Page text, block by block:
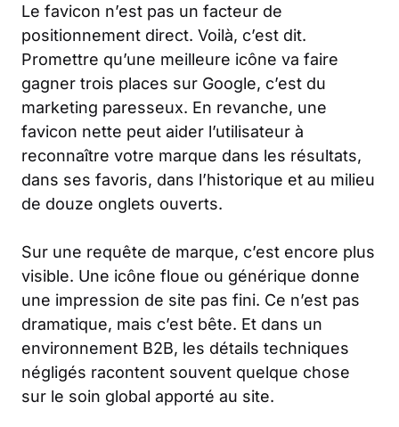
Le favicon n’est pas un facteur de
positionnement direct. Voilà, c’est dit.
Promettre qu’une meilleure icône va faire
gagner trois places sur Google, c’est du
marketing paresseux. En revanche, une
favicon nette peut aider l’utilisateur à
reconnaître votre marque dans les résultats,
dans ses favoris, dans l’historique et au milieu
de douze onglets ouverts.
Sur une requête de marque, c’est encore plus
visible. Une icône floue ou générique donne
une impression de site pas fini. Ce n’est pas
dramatique, mais c’est bête. Et dans un
environnement B2B, les détails techniques
négligés racontent souvent quelque chose
sur le soin global apporté au site.